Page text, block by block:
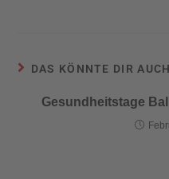
DAS KÖNNTE DIR
Gesundheitstage